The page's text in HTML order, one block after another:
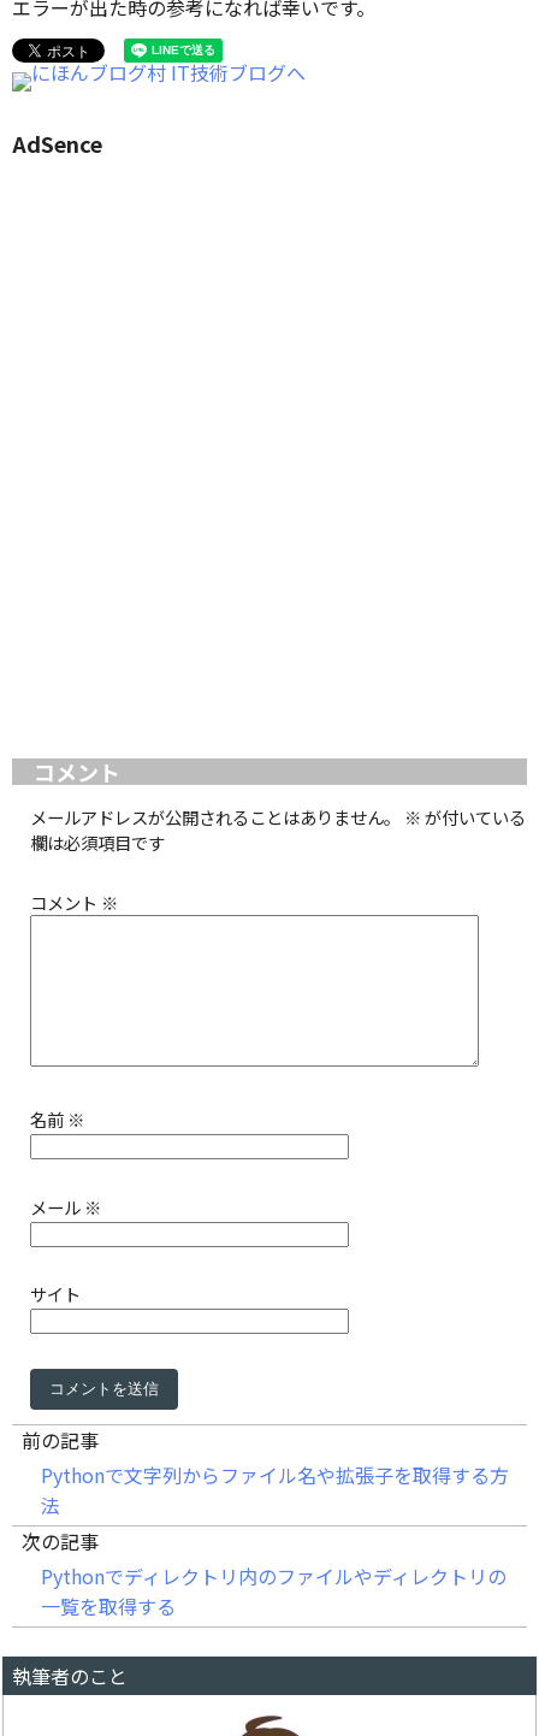
エラーが出た時の参考になれば幸いです。
AdSence
コメント
メールアドレスが公開されることはありません。 ※が付いている
欄は必須項目です
コメント ※
名前 ※
メール ※
サイト
前の記事
Pythonで文字列からファイル名や拡張子を取得する方
法
次の記事
Pythonでディレクトリ内のファイルやディレクトリの
一覧を取得する
執筆者のこと